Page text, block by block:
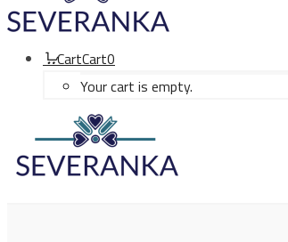
CartCart0
Your cart is empty.